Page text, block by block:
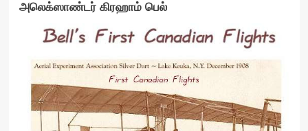
அலெக்ஸாண்டர் கிரஹாம் பெல்